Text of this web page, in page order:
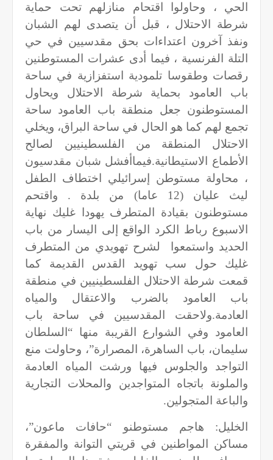
الحي ، وحاولوا اقتحام منازلهم تحت حماية
شرطة الاحتلال ، قبل أن يتصدى لهم الشبان
ونفذ آخرون اعتداءات بحق مقدسيين في حي
التلة الفرنسية ، فيما أدى عشرات المستوطنين
رقصات وطقوسا تلمودية استفزازية في ساحة
باب العامود بحماية شرطة الاحتلال ويحاول
المستوطنون جعل منطقة باب العامود ساحة
تجمع لهم كما هو الحال في ساحة البراق، ويخلي
الاحتلال المنطقة من الفلسطينيين لصالح
الأطماع الاستيطانية.فيماأفشل شبان مقدسيون
، محاولة مستوطن إسرائيلي اختطاف الطفل
ليث عليان (12 عاما) من بلدة . واقتحم
مستوطنون بقيادة المتطرف يهودا غليك نهاية
الاسبوع رباط الكرد الواقع إلى اليسار من باب
الحديد واستمعوا لشرح تهويدي من المتطرف
غليك حول سب تهويد القدس القديمة كما
قمعت شرطة الاحتلال الفلسطينيين في منطقة
باب العامود بالضرب والاعتقال والمياه
العادمة.ولاحقت المقدسيين في ساحة باب
العامود وفي الشوارع القريبة منها “السلطان
سليمان، باب الساهرة، المصرارة”، وحاولت منع
التواجد والجلوس فيها ورشت المياه العادمة
والملونة باتجاه المتواجدين والمحلات التجارية
والباعة المتجولين.
الخليل: هاجم مستوطنو “حافات ماعون”،
مساكن المواطنين في قريتي التوانة والمفقرة